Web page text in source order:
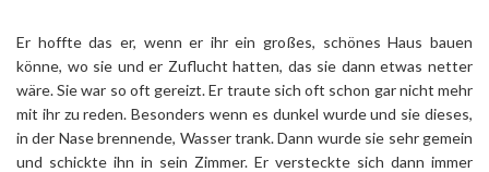
Er hoffte das er, wenn er ihr ein großes, schönes Haus bauen
könne, wo sie und er Zuflucht hatten, das sie dann etwas netter
wäre. Sie war so oft gereizt. Er traute sich oft schon gar nicht mehr
mit ihr zu reden. Besonders wenn es dunkel wurde und sie dieses,
in der Nase brennende, Wasser trank. Dann wurde sie sehr gemein
und schickte ihn in sein Zimmer. Er versteckte sich dann immer